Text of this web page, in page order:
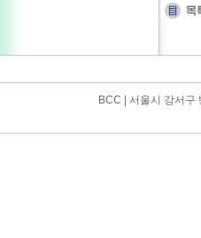
BCC | 서울시 강서